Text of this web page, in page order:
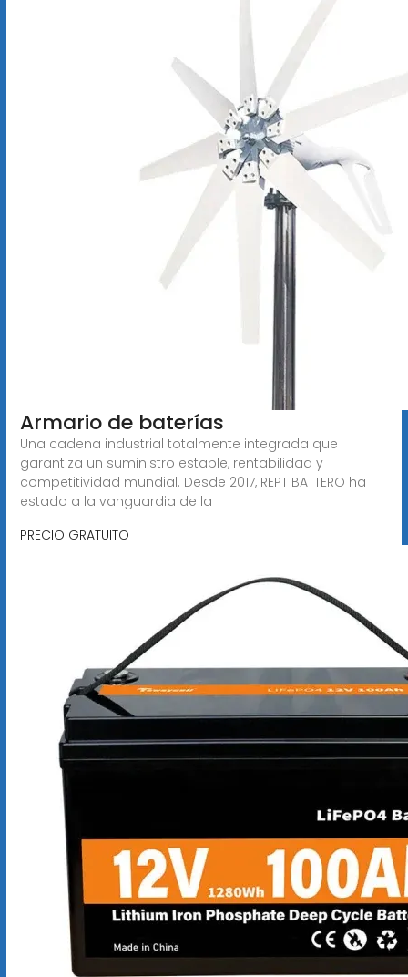
Armario de baterías
Una cadena industrial totalmente integrada que
garantiza un suministro estable, rentabilidad y
competitividad mundial. Desde 2017, REPT BATTERO ha
estado a la vanguardia de la
PRECIO GRATUITO